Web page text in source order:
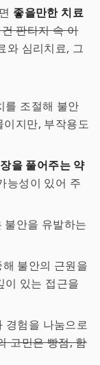
좋을만한 치료
판타지 속 이
와 심리치료, 그
를 조절해 불안
지만, 부작용도
을 풀어주는 약
능성이 있어 주
불안을 유발하는
불안의 근원을
이 있는 접근을
경험을 나눔으로
고민은 빵점, 함